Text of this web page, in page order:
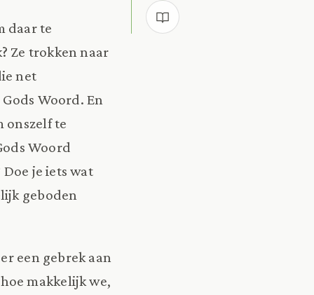
daar te
Ze trokken naar
net
Woord. En
onszelf te
Woord
je iets wat
geboden
een gebrek aan
makkelijk we,